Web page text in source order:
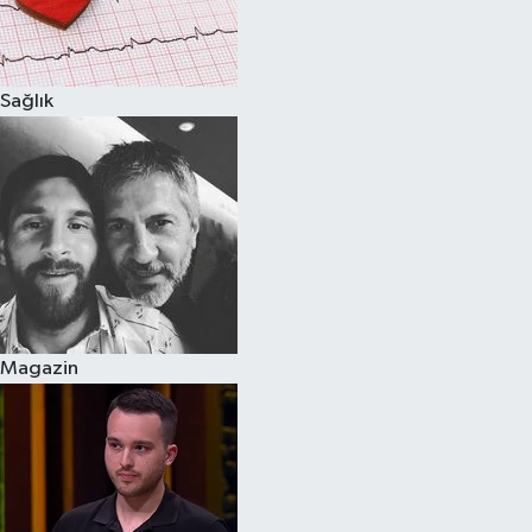
Sağlık
Magazin
Spor
Çocuk
Eğitim
Hava Durumu
Kadın
Kim kimdir?
Kültür Sanat
Sağlık